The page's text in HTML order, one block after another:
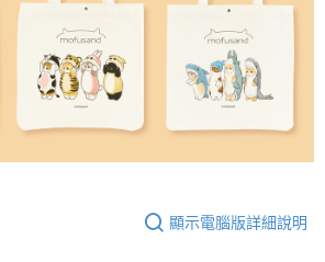
顯示電腦版詳細說明